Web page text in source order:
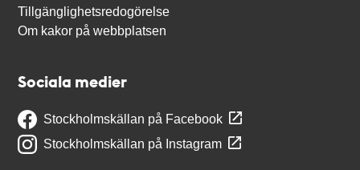
Tillgänglighetsredogörelse
Om kakor på webbplatsen
Sociala medier
Stockholmskällan på Facebook
Stockholmskällan på Instagram